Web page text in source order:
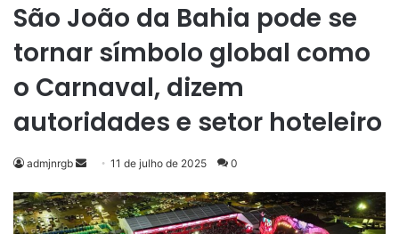
São João da Bahia pode se
tornar símbolo global como
o Carnaval, dizem
autoridades e setor hoteleiro
admjnrgb
Mande
e-
mail
11 de julho de 2025 0